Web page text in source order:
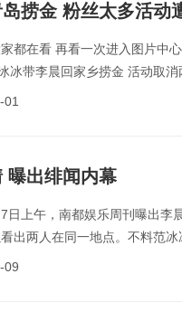
捞金 粉丝太多活动
都在看 再看一次进入图片中
冰带李晨回家乡捞金 活动取消
01
曝出绯闻内幕
日上午，南都娱乐周刊曝出李
出两人在同一地点。不料范冰
09